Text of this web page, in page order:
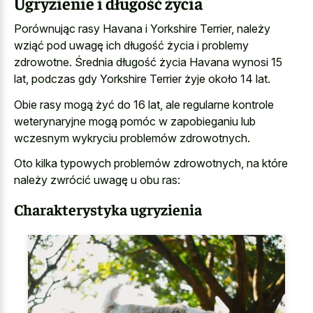
Porównując rasy Havana i Yorkshire Terrier, należy
wziąć pod uwagę ich długość życia i problemy
zdrowotne. Średnia długość życia Havana wynosi 15
lat, podczas gdy Yorkshire Terrier żyje około 14 lat.
Obie rasy mogą żyć do 16 lat, ale regularne kontrole
weterynaryjne mogą pomóc w zapobieganiu lub
wczesnym wykryciu problemów zdrowotnych.
Oto kilka typowych problemów zdrowotnych, na które
należy zwrócić uwagę u obu ras:
Charakterystyka ugryzienia